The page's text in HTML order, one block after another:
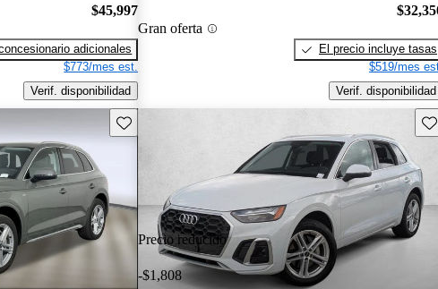
$45,997
adicionales
$773/mes est.
Verif. disponibilidad
Gran oferta
El precio incluye tasas
$519/mes
Verif. disponibilidad
Guarda este Aviso
Precio reducido
-$1,808